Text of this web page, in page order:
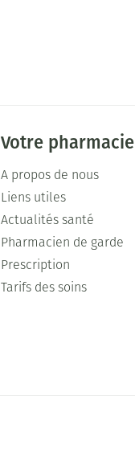
Votre pharmacie
A propos de nous
Liens utiles
Actualités santé
Pharmacien de garde
Prescription
Tarifs des soins